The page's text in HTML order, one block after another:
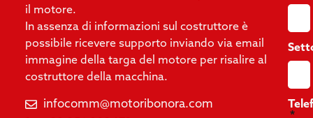
il motore.
In assenza di informazioni sul costruttore è
possibile ricevere supporto inviando via email
immagine della targa del motore per risalire al
costruttore della macchina.
infocomm@motoribonora.com